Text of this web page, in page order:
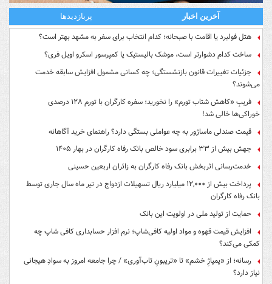
آخرین اخبار پربازدیدها
هتل فولبرد یا اقامت با صبحانه؛ کدام انتخاب برای سفر به مشهد بهتر است؟
ساخت کدام دشوارتر است، موشک بالیستیک یا کمپرسور اسکرو اویل فری؟
جزئیات تغییرات قانون بازنشستگی؛ چه کسانی مشمول افزایش سابقه خدمت
می‌شوند؟
فریبِ «کاهش شتاب تورم» را نخورید؛ سفره کارگران با تورم ۱۲۸ درصدی
خوراکی‌ها خالی شد!
قیمت صندلی ماساژور به چه عواملی بستگی دارد؟ راهنمای خرید آگاهانه
جهش بیش از ۳۳ برابری سود خالص بانک رفاه کارگران در بهار ۱۴۰۵
خدمت‌رسانی اثربخش بانک رفاه کارگران به زائران اربعین حسینی
پرداخت بیش از ۱۲,۰۰۰ میلیارد ریال تسهیلات ازدواج در تیر ماه سال جاری توسط
بانک رفاه کارگران
حمایت از تولید ملی در اولویت این بانک
افزایش قیمت قهوه و مواد اولیه کافی‌شاپ؛ نرم افزار حسابداری کافی شاپ چه
کمکی می‌کند؟
رسانه؛ از «پمپاژِ خشم» تا «تریبونِ تاب‌آوری» / چرا جامعه امروز به سوادِ هیجانی
نیاز دارد؟